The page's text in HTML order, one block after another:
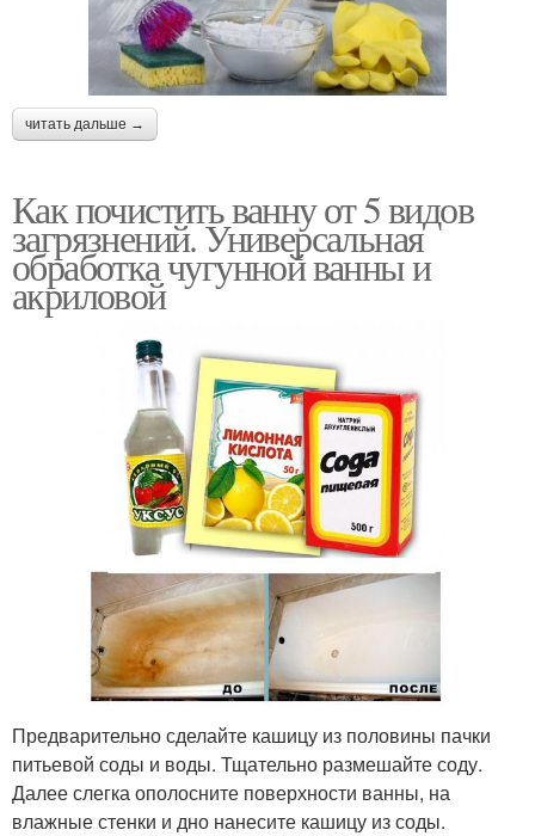
читать дальше →
Как почистить ванну от 5 видов
загрязнений. Универсальная
обработка чугунной ванны и
акриловой
Предварительно сделайте кашицу из половины пачки
питьевой соды и воды. Тщательно размешайте соду.
Далее слегка ополосните поверхности ванны, на
влажные стенки и дно нанесите кашицу из соды.